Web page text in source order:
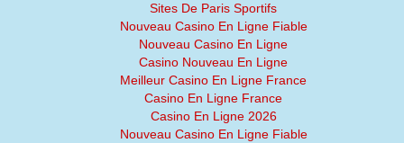
Sites De Paris Sportifs
Nouveau Casino En Ligne Fiable
Nouveau Casino En Ligne
Casino Nouveau En Ligne
Meilleur Casino En Ligne France
Casino En Ligne France
Casino En Ligne 2026
Nouveau Casino En Ligne Fiable